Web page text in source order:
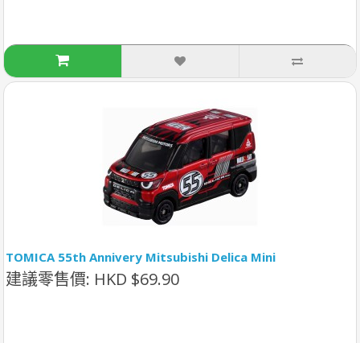
TOMICA 55th Annivery Mitsubishi Delica Mini
建議零售價: HKD $69.90